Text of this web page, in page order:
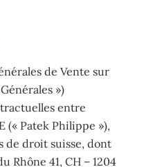
de Vente sur
»)
entre
(« Patek Philippe »),
de droit suisse, dont
Rhône 41, CH – 1204